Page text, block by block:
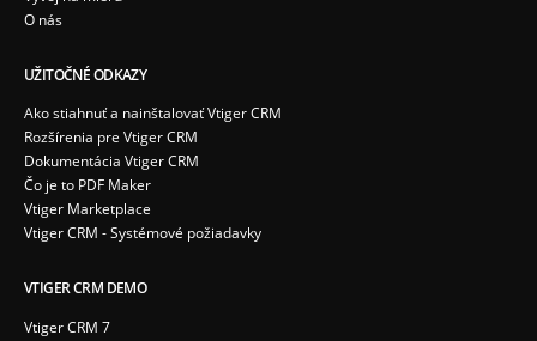
O nás
UŽITOČNÉ ODKAZY
Ako stiahnuť a nainštalovať Vtiger CRM
Rozšírenia pre Vtiger CRM
Dokumentácia Vtiger CRM
Čo je to PDF Maker
Vtiger Marketplace
Vtiger CRM - Systémové požiadavky
VTIGER CRM DEMO
Vtiger CRM 7